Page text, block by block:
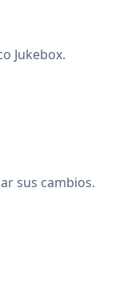
Jukebox.
sus cambios.